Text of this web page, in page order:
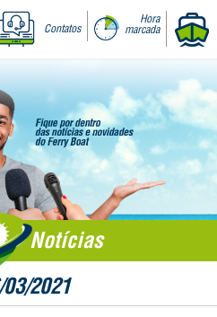
Contatos
Hora
marcada
Notícias
2021